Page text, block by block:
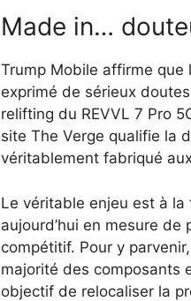
Made in…
Trump Mobile affirme
exprimé de sérieux
relifting du REVVL 7 Pro
site The Verge qualifie la
véritablement fabriqué
Le véritable enjeu est à la
aujourd’hui en mesure
compétitif. Pour y
majorité des composants
objectif de relocaliser la